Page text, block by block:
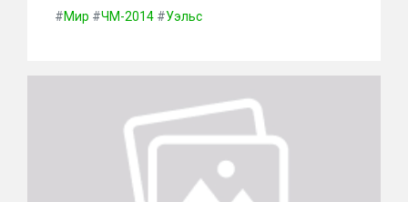
#Мир #ЧМ-2014 #Уэльс